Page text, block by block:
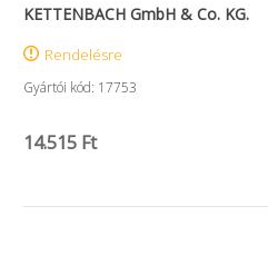
KETTENBACH GmbH & Co. KG.
Rendelésre
Gyártói kód: 17753
14.515 Ft